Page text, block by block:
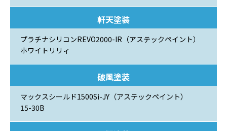
軒天塗装
プラチナシリコンREVO2000-IR（アステックペイント）
ホワイトリリィ
破風塗装
マックスシールド1500Si-JY（アステックペイント）
15-30B